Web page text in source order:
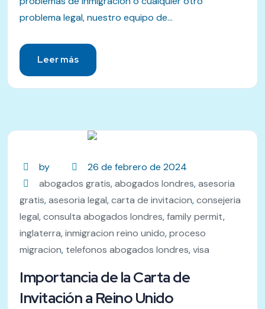
problema legal, nuestro equipo de...
Leer más
by
26 de febrero de 2024
abogados gratis,abogados londres,asesoria
gratis,asesoria legal,carta de invitacion,consejeria
legal,consulta abogados londres,family permit,
inglaterra,inmigracion reino unido,proceso
migracion, telefonos abogados londres,visa
Importancia de la Carta de
Invitación a Reino Unido